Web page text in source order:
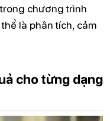
chương trình
là phân tích, cảm
cho từng dạng